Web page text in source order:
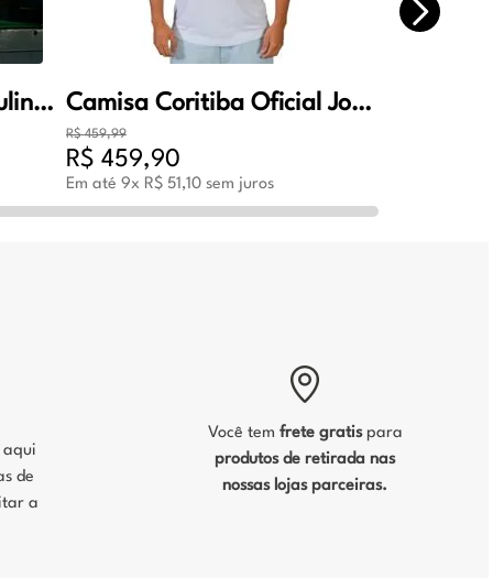
Camisa Coritiba Masculina Oficial Jogo 2 2026 Verde
Camisa Coritiba Oficial Jogo 1 Masculino
R$ 459,99
R$ 459,90
Em até 9x R$ 51,10sem juros
aqui
de
a
Você tem frete gratispara
produtos de retirada nas
nossas lojas parceiras.